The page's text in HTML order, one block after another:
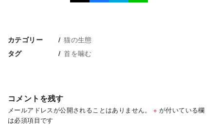
カテゴリー 猫の生態
タグ 首を噛む
コメントを残す
メールアドレスが公開されることはありません。 ※ が付いている欄
は必須項目です